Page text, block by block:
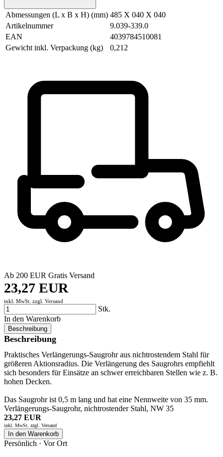
Abmessungen (L x B x H) (mm) 485 X 040 X 040
Artikelnummer
9.039-339.0
EAN
4039784510081
Gewicht inkl. Verpackung (kg)
0,212
Ab 200 EUR Gratis Versand
23,27 EUR
inkl. MwSt. zzgl. Versand
Stk.
In den Warenkorb
Beschreibung
Beschreibung
Praktisches Verlängerungs-Saugrohr aus nichtrostendem Stahl für
größeren Aktionsradius. Die Verlängerung des Saugrohrs empfiehlt
sich besonders für Einsätze an schwer erreichbaren Stellen wie z. B.
hohen Decken.
Das Saugrohr ist 0,5 m lang und hat eine Nennweite von 35 mm.
Verlängerungs-Saugrohr, nichtrostender Stahl, NW 35
23,27 EUR
inkl. MwSt. zzgl. Versand
In den Warenkorb
Persönlich · Vor Ort